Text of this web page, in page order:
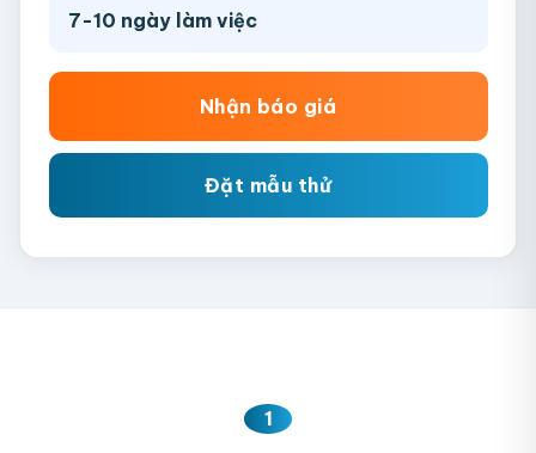
7-10 ngày làm việc
Nhận báo giá
Đặt mẫu thử
1